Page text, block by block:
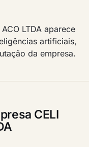
LTDA aparece
artificiais,
da empresa.
CELI